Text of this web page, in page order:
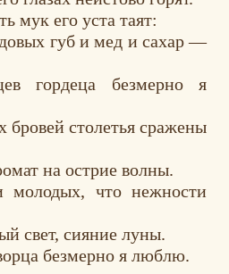
мук его уста таят:
губ и мед и сахар —
гордеца безмерно я
столетья сражены
на острие волны.
что нежности
свет, сияние луны.
безмерно я люблю.